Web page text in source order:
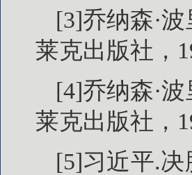
[3]乔纳森·
莱克出版社，
[4]乔纳森·
莱克出版社，
[5]习近平.